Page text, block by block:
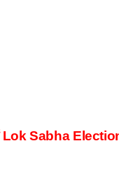
Lok Sabha Elections